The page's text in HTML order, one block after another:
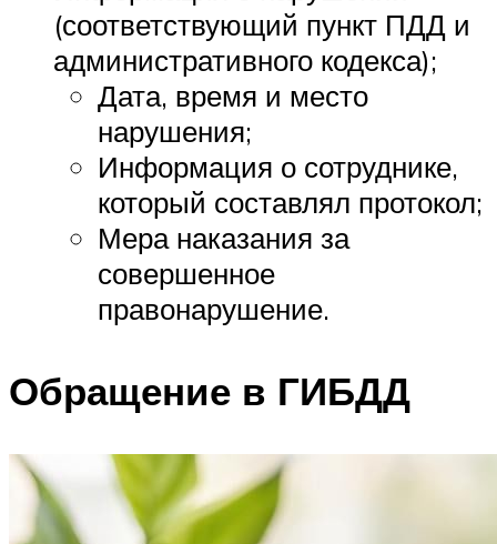
(соответствующий пункт ПДД и
административного кодекса);
Дата, время и место
нарушения;
Информация о сотруднике,
который составлял протокол;
Мера наказания за
совершенное
правонарушение.
Обращение в ГИБДД